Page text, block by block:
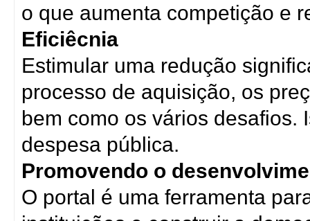
o que aumenta competição e
Eficiêcnia
Estimular uma redução
processo de aquisição, os
bem como os vários desafios.
despesa pública.
Promovendo o
O portal é uma ferramenta